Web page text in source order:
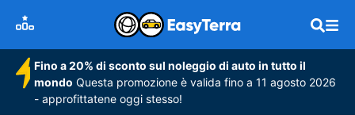
Fino a 20% di sconto sul noleggio di auto in tutto il
mondo Questa promozione è valida fino a 11 agosto 2026
- approfittatene oggi stesso!